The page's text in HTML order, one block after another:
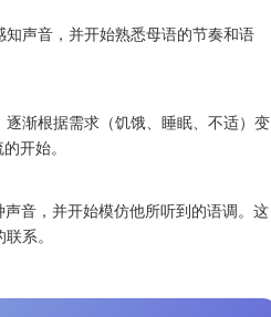
声音，并开始熟悉母语的节奏和语
渐根据需求（饥饿、睡眠、不适）变
开始。
音，并开始模仿他所听到的语调。这
系。